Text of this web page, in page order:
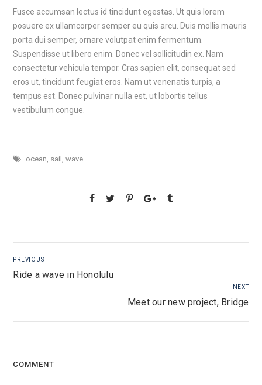
Fusce accumsan lectus id tincidunt egestas. Ut quis lorem
posuere ex ullamcorper semper eu quis arcu. Duis mollis mauris
porta dui semper, ornare volutpat enim fermentum.
Suspendisse ut libero enim. Donec vel sollicitudin ex. Nam
consectetur vehicula tempor. Cras sapien elit, consequat sed
eros ut, tincidunt feugiat eros. Nam ut venenatis turpis, a
tempus est. Donec pulvinar nulla est, ut lobortis tellus
vestibulum congue.
ocean, sail ,wave
PREVIOUS
Ride a wave in Honolulu
NEXT
Meet our new project, Bridge
COMMENT